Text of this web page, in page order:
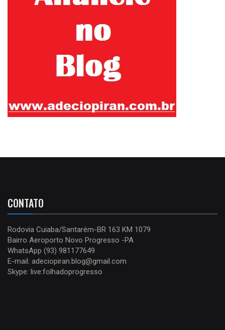
CONTATO
Rodovia Cuiaba/Santarém-BR 163 KM 1079
Bairro Aeroporto Novo Progresso -PA
WhatsApp (93) 981177649
E-mail: adeciopiran.blog@gmail.com
Skype: live:folhadoprogresso